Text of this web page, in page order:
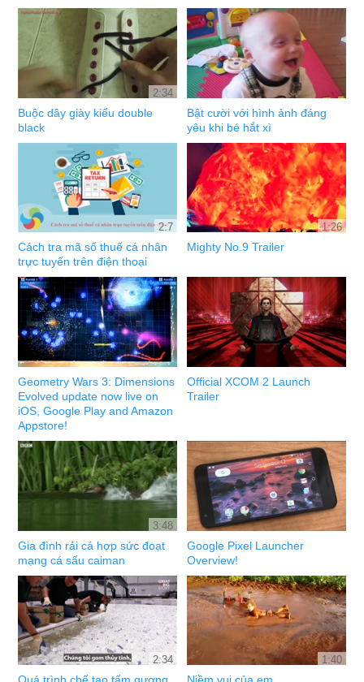
2:34
Buộc dây giày kiểu double
black
Bật cười với hình ảnh đáng
yêu khi bé hắt xì
2:7
Cách tra mã số thuế cá nhân
trực tuyến trên điện thoại
1:26
Mighty No.9 Trailer
Geometry Wars 3: Dimensions
Evolved update now live on
iOS, Google Play and Amazon
Appstore!
Official XCOM 2 Launch
Trailer
3:48
Gia đình rái cá hợp sức đoạt
mạng cá sấu caiman
Google Pixel Launcher
Overview!
2:34 1:40